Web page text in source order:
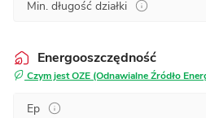
Min. długość działki
Energooszczędność
Czym jest OZE (Odnawialne Źródło
Ep